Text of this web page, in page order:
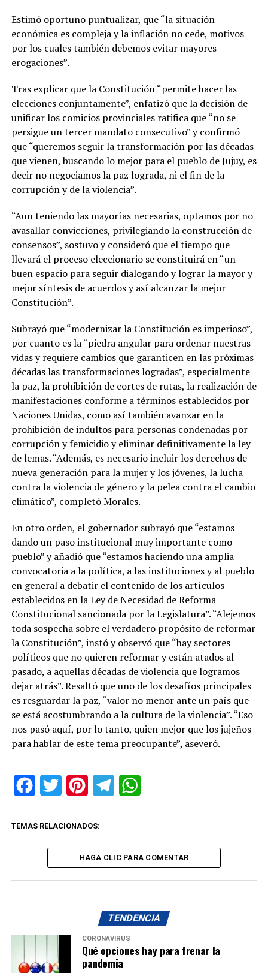
Estimó oportuno puntualizar, que “la situación
económica es compleja y la inflación no cede, motivos
por los cuales también debemos evitar mayores
erogaciones”.
Tras explicar que la Constitución “permite hacer las
elecciones conjuntamente”, enfatizó que la decisión de
unificar los comicios provinciales ratifica que “no se
persigue un tercer mandato consecutivo” y confirmó
que “queremos seguir la transformación por las décadas
que vienen, buscando lo mejor para el pueblo de Jujuy, es
decir no negociamos la paz lograda, ni el fin de la
corrupción y de la violencia”.
“Aun teniendo las mayorías necesarias, optamos por no
avasallar convicciones, privilegiando la construcción de
consensos”, sostuvo y consideró que el tiempo que
llevará el proceso eleccionario se constituirá en “un
buen espacio para seguir dialogando y lograr la mayor y
mejor síntesis de acuerdos y así alcanzar la mejor
Constitución”.
Subrayó que “modernizar la Constitución es imperioso”,
por cuanto es la “piedra angular para ordenar nuestras
vidas y requiere cambios que garanticen en las próximas
décadas las transformaciones logradas”, especialmente
la paz, la prohibición de cortes de rutas, la realización de
manifestaciones conforme a términos establecidos por
Naciones Unidas, como así también avanzar en la
prohibición de indultos para personas condenadas por
corrupción y femicidio y eliminar definitivamente la ley
de lemas. “Además, es necesario incluir los derechos de
nueva generación para la mujer y los jóvenes, la lucha
contra la violencia de género y la pelea contra el cambio
climático”, completó Morales.
En otro orden, el gobernador subrayó que “estamos
dando un paso institucional muy importante como
pueblo” y añadió que “estamos haciendo una amplia
convocatoria a la política, a las instituciones y al pueblo
en general a debatir el contenido de los artículos
establecidos en la Ley de Necesidad de Reforma
Constitucional sancionada por la Legislatura”. “Alejemos
toda sospecha sobre el verdadero propósito de reformar
la Constitución”, instó y observó que “hay sectores
políticos que no quieren reformar y están atados al
pasado, a aquellas décadas de violencia que logramos
dejar atrás”. Resaltó que uno de los desafíos principales
es resguardar la paz, “valor no menor ante un país que
se está acostumbrando a la cultura de la violencia”. “Eso
nos pasó aquí, por lo tanto, quien mejor que los jujeños
para hablar de este tema preocupante”, aseveró.
FacebookTwitter PinterestTelegram
TEMAS RELACIONADOS:
HAGA CLIC PARA COMENTAR
TENDENCIA
CORONAVIRUS
Qué opciones hay para frenar la
pandemia